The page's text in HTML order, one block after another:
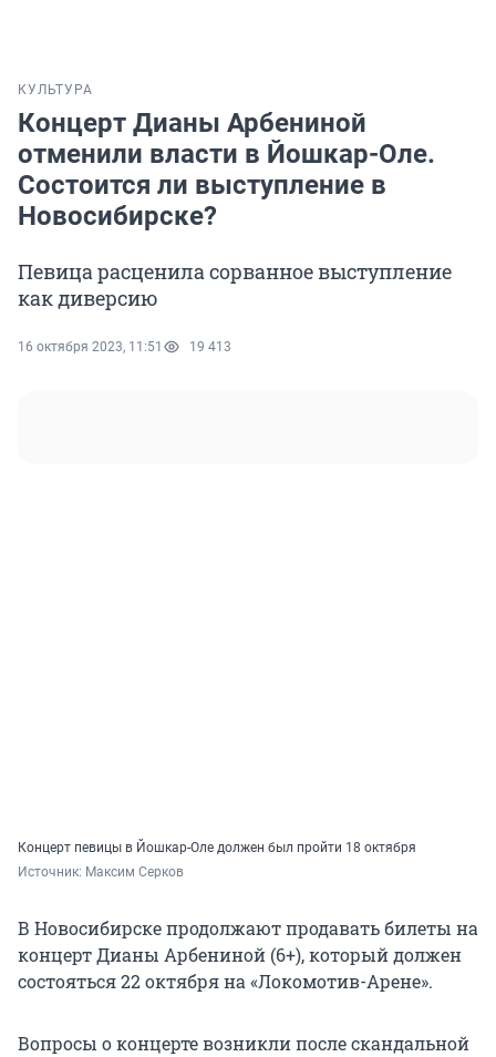
КУЛЬТУРА
Концерт Дианы Арбениной
отменили власти в Йошкар-Оле.
Состоится ли выступление в
Новосибирске?
Певица расценила сорванное выступление
как диверсию
16 октября 2023, 11:51 19 413
Концерт певицы в Йошкар-Оле должен был пройти 18 октября
Источник: Максим Серков
В Новосибирске продолжают продавать билеты на
концерт Дианы Арбениной (6+), который должен
состояться 22 октября на «Локомотив-Арене».
Вопросы о концерте возникли после скандальной